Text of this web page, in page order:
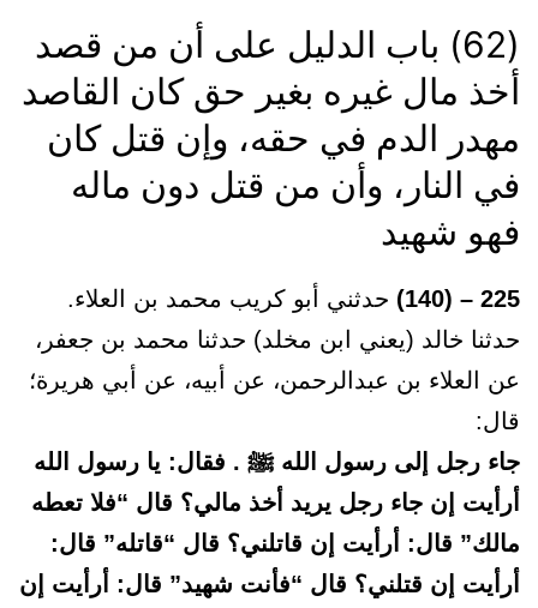
(62) باب الدليل على أن من قصد
أخذ مال غيره بغير حق كان القاصد
مهدر الدم في حقه، وإن قتل كان
في النار، وأن من قتل دون ماله
فهو شهيد
225 – (140)
حدثني أبو كريب محمد بن العلاء.
حدثنا خالد (يعني ابن مخلد) حدثنا محمد بن جعفر،
عن العلاء بن عبدالرحمن، عن أبيه، عن أبي هريرة؛
قال:
جاء رجل إلى رسول الله ﷺ . فقال: يا رسول الله
أرأيت إن جاء رجل يريد أخذ مالي؟ قال “فلا تعطه
مالك” قال: أرأيت إن قاتلني؟ قال “قاتله” قال:
أرأيت إن قتلني؟ قال “فأنت شهيد” قال: أرأيت إن